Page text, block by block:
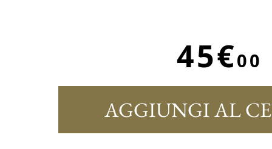
45€00
AGGIUNGI AL